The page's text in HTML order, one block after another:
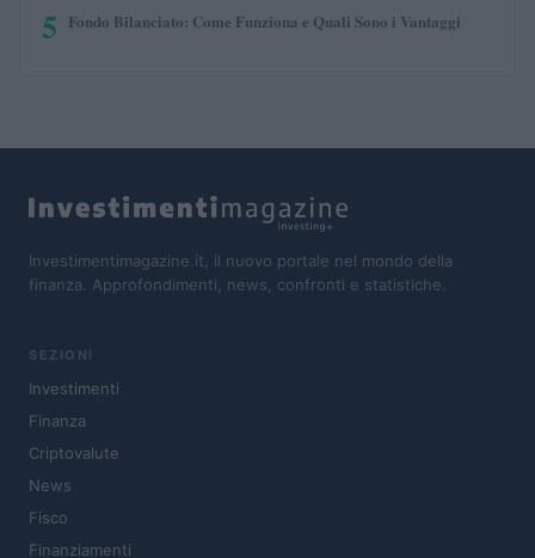
5 Fondo Bilanciato: Come Funziona e Quali Sono i Vantaggi
Investimentimagazine.it, il nuovo portale nel mondo della
finanza. Approfondimenti, news, confronti e statistiche.
SEZIONI
Investimenti
Finanza
Criptovalute
News
Fisco
Finanziamenti